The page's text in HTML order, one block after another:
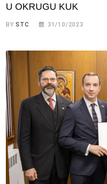
U OKRUGU KUK
BYSTC 31/10/2023